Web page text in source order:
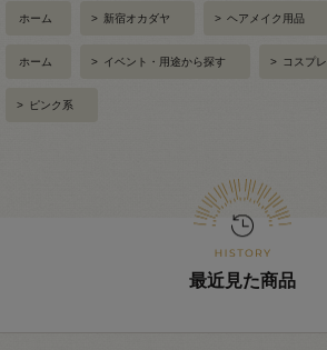
ホーム > 新宿オカダヤ > ヘアメイク用品
ホーム > イベント・用途から探す > コスプレ
> ピンク系
最近見た商品